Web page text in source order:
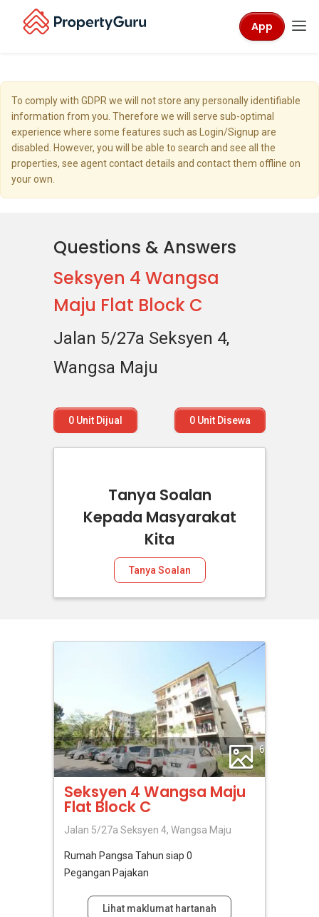
App
To comply with GDPR we will not store any personally identifiable
information from you. Therefore we will serve sub-optimal
experience where some features such as Login/Signup are
disabled. However, you will be able to search and see all the
properties, see agent contact details and contact them offline on
your own.
Questions & Answers
Seksyen 4 Wangsa
Maju Flat Block C
Jalan 5/27a Seksyen 4,
Wangsa Maju
0 Unit Dijual 0 Unit Disewa
Tanya Soalan
Kepada Masyarakat
Kita
Tanya Soalan
6
Seksyen 4 Wangsa Maju
Flat Block C
Jalan 5/27a Seksyen 4, Wangsa Maju
Rumah Pangsa Tahun siap 0
Pegangan Pajakan
Lihat maklumat hartanah